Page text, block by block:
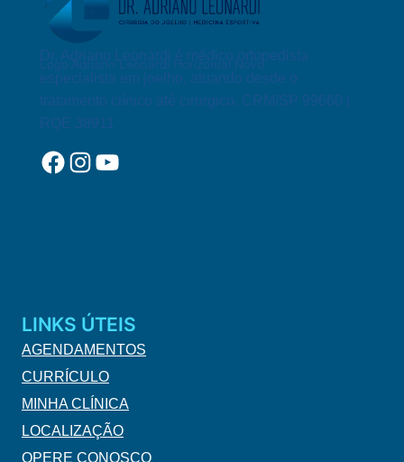
PASSOS!
Logo Adriano Leonardi Horizontal Novo
Dr. Adriano Leonardi é médico ortopedista
especialista em joelho, atuando desde o
tratamento clínico até cirurgico. CRM/SP 99660 |
RQE 38911
Facebook
Instagram
YouTube
LINKS ÚTEIS
AGENDAMENTOS
CURRÍCULO
MINHA CLÍNICA
LOCALIZAÇÃO
OPERE CONOSCO